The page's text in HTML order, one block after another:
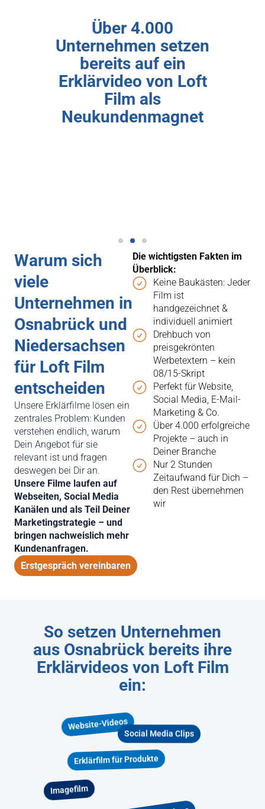
Über 4.000
Unternehmen setzen
bereits auf ein
Erklärvideo von Loft
Film als
Neukundenmagnet
Warum sich
viele
Unternehmen in
Osnabrück und
Niedersachsen
für Loft Film
entscheiden
Unsere Erklärfilme lösen ein
zentrales Problem: Kunden
verstehen endlich, warum
Dein Angebot für sie
relevant ist und fragen
deswegen bei Dir an.
Unsere Filme laufen auf
Webseiten, Social Media
Kanälen und als Teil Deiner
Marketingstrategie – und
bringen nachweislich mehr
Kundenanfragen.
Die wichtigsten Fakten im
Überblick:
Keine Baukästen: Jeder
Film ist
handgezeichnet &
individuell animiert
Drehbuch von
preisgekrönten
Werbetextern – kein
08/15-Skript
Perfekt für Website,
Social Media, E-Mail-
Marketing & Co.
Über 4.000 erfolgreiche
Projekte – auch in
Deiner Branche
Nur 2 Stunden
Zeitaufwand für Dich –
den Rest übernehmen
wir
Erstgespräch vereinbaren
So setzen Unternehmen
aus Osnabrück bereits ihre
Erklärvideos von Loft Film
ein:
Website-Videos
Social Media Clips
Erklärfilm für Produkte
Imagefilm